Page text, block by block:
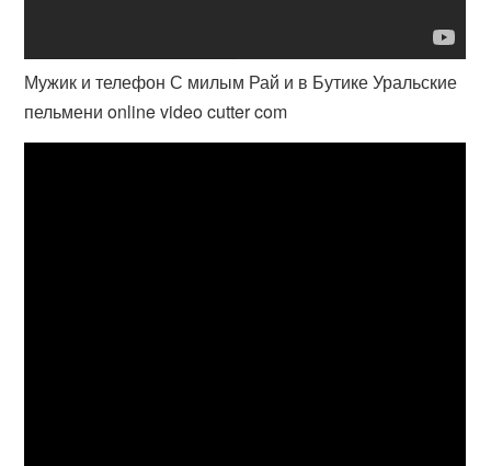
Мужик и телефон С милым Рай и в Бутике Уральские
пельмени online video cutter com